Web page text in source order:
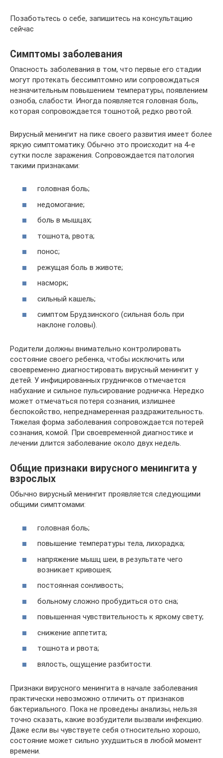
Позаботьтесь о себе, запишитесь на консультацию
сейчас
Симптомы заболевания
Опасность заболевания в том, что первые его стадии
могут протекать бессимптомно или сопровождаться
незначительным повышением температуры, появлением
озноба, слабости. Иногда появляется головная боль,
которая сопровождается тошнотой, редко рвотой.
Вирусный менингит на пике своего развития имеет более
яркую симптоматику. Обычно это происходит на 4-е
сутки после заражения. Сопровождается патология
такими признаками:
головная боль;
недомогание;
боль в мышцах;
тошнота, рвота;
понос;
режущая боль в животе;
насморк;
сильный кашель;
симптом Брудзинского (сильная боль при
наклоне головы).
Родители должны внимательно контролировать
состояние своего ребенка, чтобы исключить или
своевременно диагностировать вирусный менингит у
детей. У инфицированных грудничков отмечается
набухание и сильное пульсирование родничка. Нередко
может отмечаться потеря сознания, излишнее
беспокойство, непреднамеренная раздражительность.
Тяжелая форма заболевания сопровождается потерей
сознания, комой. При своевременной диагностике и
лечении длится заболевание около двух недель.
Общие признаки вирусного менингита у
взрослых
Обычно вирусный менингит проявляется следующими
общими симптомами:
головная боль;
повышение температуры тела, лихорадка;
напряжение мышц шеи, в результате чего
возникает кривошея;
постоянная сонливость;
больному сложно пробудиться ото сна;
повышенная чувствительность к яркому свету;
снижение аппетита;
тошнота и рвота;
вялость, ощущение разбитости.
Признаки вирусного менингита в начале заболевания
практически невозможно отличить от признаков
бактериального. Пока не проведены анализы, нельзя
точно сказать, какие возбудители вызвали инфекцию.
Даже если вы чувствуете себя относительно хорошо,
состояние может сильно ухудшиться в любой момент
времени.